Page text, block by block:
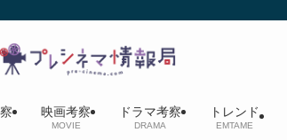
映画考察
MOVIE
ドラマ考察
DRAMA
トレンド
EMTAME